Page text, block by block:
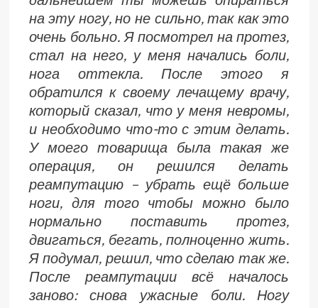
на эту ногу, но не сильно, так как это
очень больно. Я посмотрел на протез,
стал на него, у меня начались боли,
нога оттекла. После этого я
обратился к своему лечащему врачу,
который сказал, что у меня невромы,
и необходимо что-то с этим делать.
У моего товарища была такая же
операция, он решился делать
реампутацию – убрать ещё больше
ноги, для того чтобы можно было
нормально поставить протез,
двигаться, бегать, полноценно жить.
Я подумал, решил, что сделаю так же.
После реампутации всё началось
заново: снова ужасные боли. Ногу